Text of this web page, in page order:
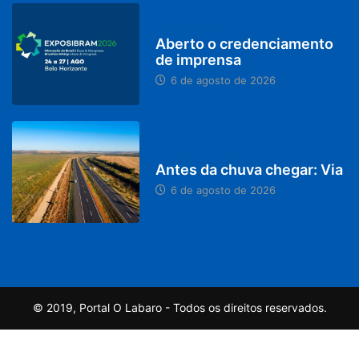
Aberto o credenciamento
de imprensa
6 de agosto de 2026
Antes da chuva chegar: Via
6 de agosto de 2026
© 2019, Portal O Labaro - Todos os direitos reservados.